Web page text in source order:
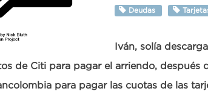
Deudas
Iván, solía
de Citi para pagar el arriendo, después
para pagar las cuotas de las